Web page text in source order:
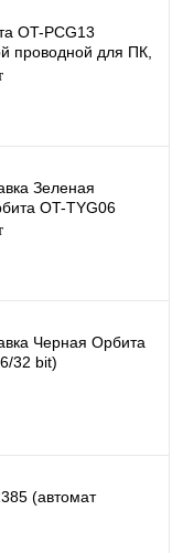
OT-PCG13
проводной для ПК,
вибрация
Зеленая
OT-TYG06
Черная Орбита
32 bit)
(автомат